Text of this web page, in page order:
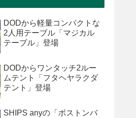
DODから軽量コンパクトな
2人用テーブル「マジカル
テーブル」登場
DODからワンタッチ2ルー
ムテント「フタヘヤラクダ
テント」登場
SHIPS anyの「ボストンバ